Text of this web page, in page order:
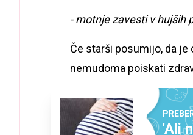
- motnje zavesti v hujših
Če starši posumijo, da
nemudoma poiskati
'Ali